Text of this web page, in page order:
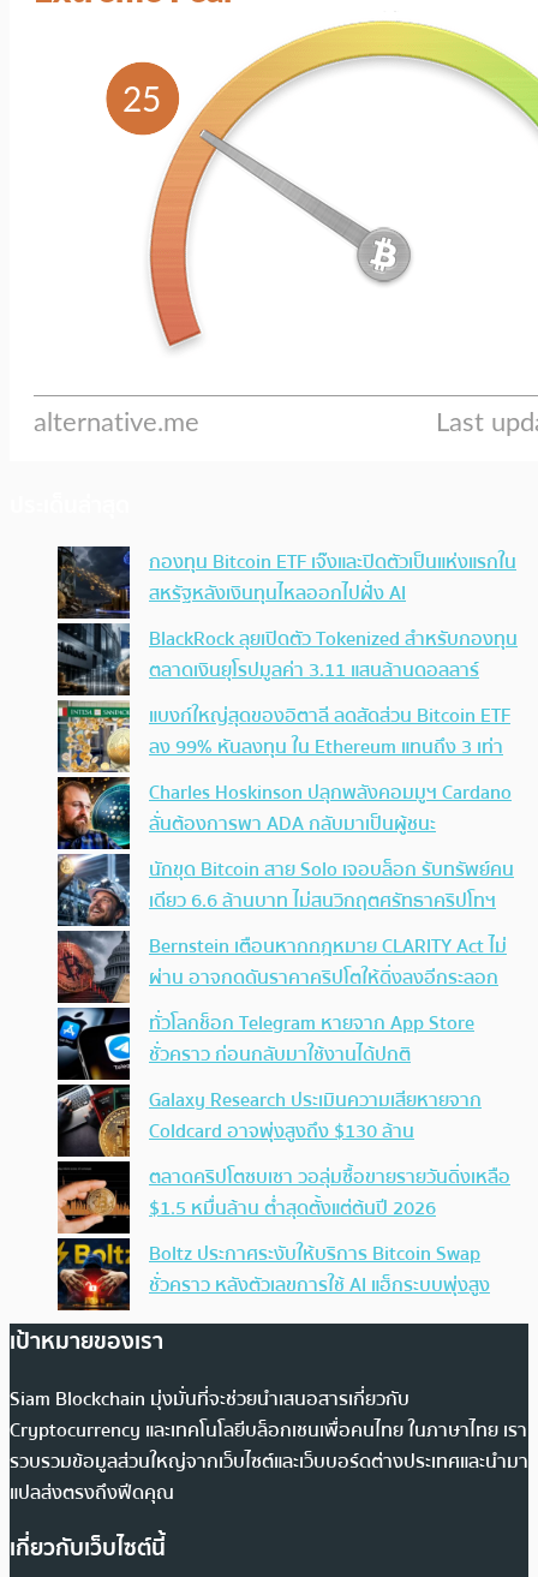
กองทุน Bitcoin ETF เจ๊งและปิดตัวเป็นแห่งแรกใน
สหรัฐหลังเงินทุนไหลออกไปฝั่ง AI
BlackRock ลุยเปิดตัว Tokenized สำหรับกองทุน
ตลาดเงินยุโรปมูลค่า 3.11 แสนล้านดอลลาร์
แบงก์ใหญ่สุดของอิตาลี ลดสัดส่วน Bitcoin ETF
ลง 99% หันลงทุน ใน Ethereum แทนถึง 3 เท่า
Charles Hoskinson ปลุกพลังคอมมูฯ Cardano
ลั่นต้องการพา ADA กลับมาเป็นผู้ชนะ
นักขุด Bitcoin สาย Solo เจอบล็อก รับทรัพย์คน
เดียว 6.6 ล้านบาท ไม่สนวิกฤตศรัทธาคริปโทฯ
Bernstein เตือนหากกฎหมาย CLARITY Act ไม่
ผ่าน อาจกดดันราคาคริปโตให้ดิ่งลงอีกระลอก
ทั่วโลกช็อก Telegram หายจาก App Store
ชั่วคราว ก่อนกลับมาใช้งานได้ปกติ
Galaxy Research ประเมินความเสียหายจาก
Coldcard อาจพุ่งสูงถึง $130 ล้าน
ตลาดคริปโตซบเซา วอลุ่มซื้อขายรายวันดิ่งเหลือ
$1.5 หมื่นล้าน ต่ำสุดตั้งแต่ต้นปี 2026
Boltz ประกาศระงับให้บริการ Bitcoin Swap
ชั่วคราว หลังตัวเลขการใช้ AI แฮ็กระบบพุ่งสูง
เป้าหมายของเรา
Siam Blockchain มุ่งมั่นที่จะช่วยนำเสนอสารเกี่ยวกับ
Cryptocurrency และเทคโนโลยีบล็อกเชนเพื่อคนไทย ในภาษาไทย เรา
รวบรวมข้อมูลส่วนใหญ่จากเว็บไซต์และเว็บบอร์ดต่างประเทศและนำมา
แปลส่งตรงถึงฟีดคุณ
เกี่ยวกับเว็บไซต์นี้